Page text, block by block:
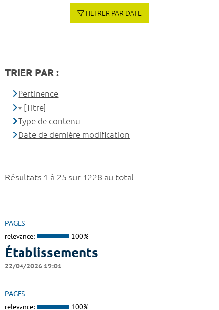
Résultats 1 à 25 sur 1228 au total
PAGES
relevance: 100%
Établissements
22/04/2026 19:01
PAGES
relevance: 100%
FILTRER PAR DATE
TRIER PAR :
Pertinence
[Titre]
Type de contenu
Date de dernière modification